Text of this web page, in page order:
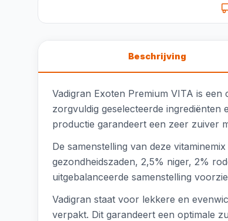
Beschrijving
Vadigran Exoten Premium VITA is
zorgvuldig geselecteerde
productie garandeert een zeer zuiver
De samenstelling van deze
gezondheidszaden, 2,5% niger, 2%
uitgebalanceerde samenstelling
Vadigran staat voor lekkere en
verpakt. Dit garandeert een optimale